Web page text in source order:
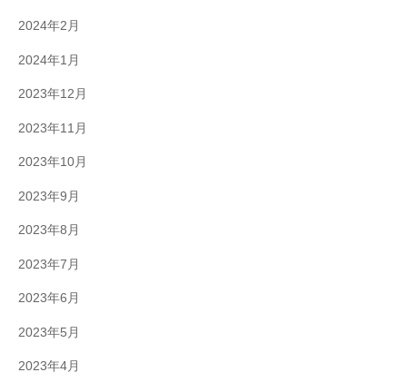
2024年2月
2024年1月
2023年12月
2023年11月
2023年10月
2023年9月
2023年8月
2023年7月
2023年6月
2023年5月
2023年4月